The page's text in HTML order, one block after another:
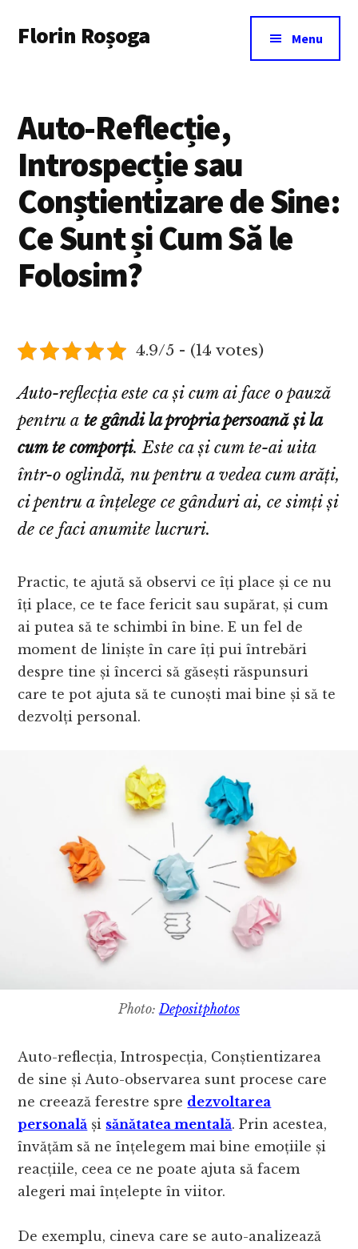
main
menu
Florin Roșoga Menu
Auto-Reflecție,
Introspecție sau
Conștientizare de Sine:
Ce Sunt și Cum Să le
Folosim?
4.9/5 - (14 votes)
Auto-reflecția este ca și cum ai face o pauză
pentru a te gândi la propria persoană și la
cum te comporți. Este ca și cum te-ai uita
într-o oglindă, nu pentru a vedea cum arăți,
ci pentru a înțelege ce gânduri ai, ce simți și
de ce faci anumite lucruri.
Practic, te ajută să observi ce îți place și ce nu
îți place, ce te face fericit sau supărat, și cum
ai putea să te schimbi în bine. E un fel de
moment de liniște în care îți pui întrebări
despre tine și încerci să găsești răspunsuri
care te pot ajuta să te cunoști mai bine și să te
dezvolți personal.
Photo: Depositphotos
Auto-reflecția, Introspecția, Conștientizarea
de sine și Auto-observarea sunt procese care
ne creează ferestre spre dezvoltarea
personală și sănătatea mentală. Prin acestea,
învățăm să ne înțelegem mai bine emoțiile și
reacțiile, ceea ce ne poate ajuta să facem
alegeri mai înțelepte în viitor.
De exemplu, cineva care se auto-analizează